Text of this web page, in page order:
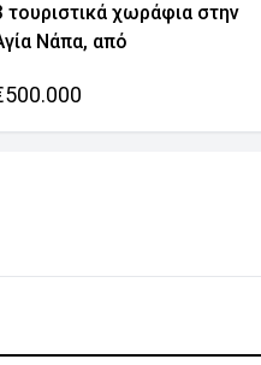
τουριστικά χωράφια στην
Νάπα, από